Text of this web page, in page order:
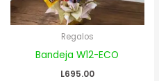
Regalos
Bandeja W12-ECO
L695.00